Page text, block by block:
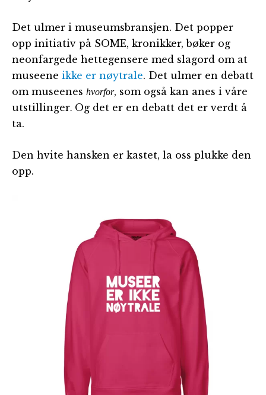
Det ulmer i museumsbransjen. Det popper
opp initiativ på SOME, kronikker, bøker og
neonfargede hettegensere med slagord om at
museene ikke er nøytrale. Det ulmer en debatt
om museenes hvorfor, som også kan anes i våre
utstillinger. Og det er en debatt det er verdt å
ta.
Den hvite hansken er kastet, la oss plukke den
opp.